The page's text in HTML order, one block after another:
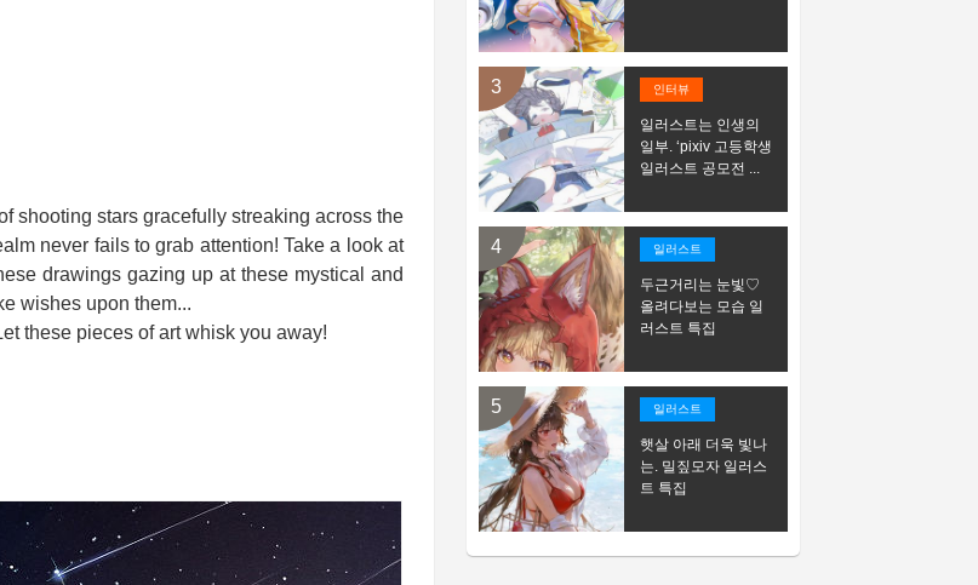
shooting stars gracefully streaking across the
never fails to grab attention! Take a look at
drawings gazing up at these mystical and
wishes upon them...
these pieces of art whisk you away!
인터뷰
일러스트는 인생의
일부. ‘pixiv 고등학생
일러스트 공모전 ...
일러스트
두근거리는 눈빛♡
올려다보는 모습 일
러스트 특집
일러스트
햇살 아래 더욱 빛나
는. 밀짚모자 일러스
트 특집